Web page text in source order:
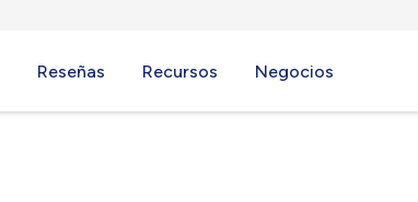
Reseñas Recursos Negocios